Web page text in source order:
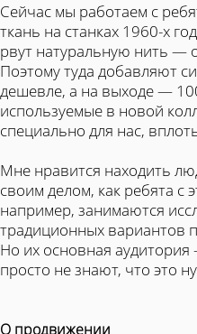
Сейчас мы работаем с
ткань на станках 1960-х
рвут натуральную нить —
Поэтому туда добавляют
дешевле, а на выходе —
используемые в новой
специально для нас,
Мне нравится находить
своим делом, как ребята с
например, занимаются
традиционных вариантов
Но их основная
просто не знают, что это
О продвижении